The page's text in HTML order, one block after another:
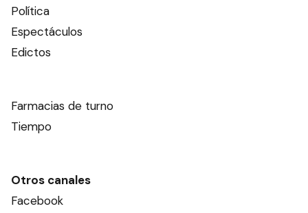
Política
Espectáculos
Edictos
Farmacias de turno
Tiempo
Otros canales
Facebook